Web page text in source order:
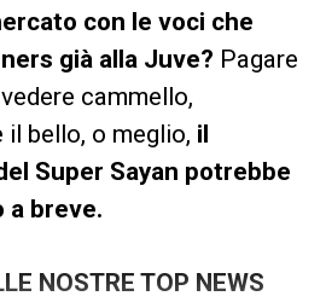
con le voci che
già alla Juve? Pagare
cammello,
bello, o meglio, il
Super Sayan potrebbe
a breve.
NOSTRE TOP NEWS